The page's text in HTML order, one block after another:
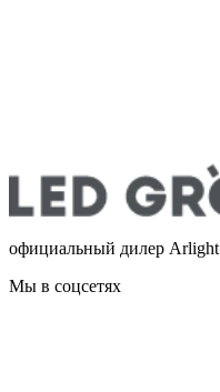
официальный дилер Arlight
Мы в соцсетях